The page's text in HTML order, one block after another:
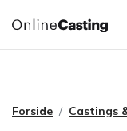
Forside Castings